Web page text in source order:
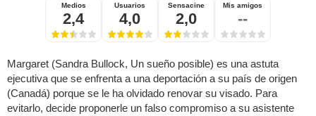
Medios
2,4
Usuarios
4,0
Sensacine
2,0
Mis amigos
--
Margaret (Sandra Bullock, Un sueño posible) es una astuta
ejecutiva que se enfrenta a una deportación a su país de origen
(Canadá) porque se le ha olvidado renovar su visado. Para
evitarlo, decide proponerle un falso compromiso a su asistente